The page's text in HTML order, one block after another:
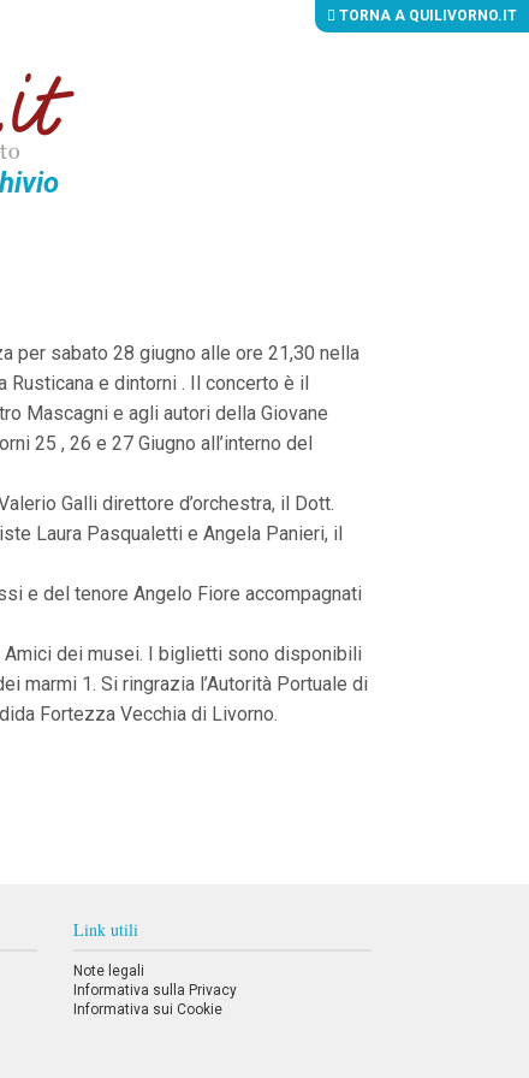
TORNA A QUILIVORNO.IT
per sabato 28 giugno alle ore 21,30 nella
e dintorni . Il concerto è il
Mascagni e agli autori della Giovane
25 , 26 e 27 Giugno all’interno del
Galli direttore d’orchestra, il Dott.
Laura Pasqualetti e Angela Panieri, il
e del tenore Angelo Fiore accompagnati
dei musei. I biglietti sono disponibili
marmi 1. Si ringrazia l’Autorità Portuale di
Fortezza Vecchia di Livorno.
Link utili
Note legali
Informativa sulla Privacy
Informativa sui Cookie